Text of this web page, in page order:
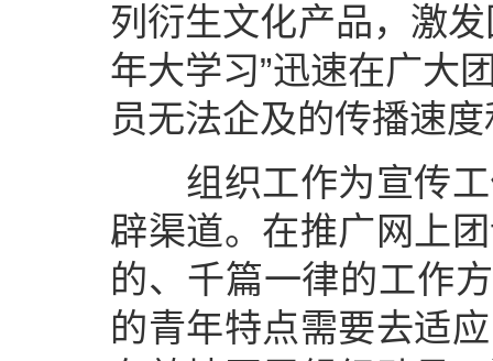
列衍生文化产品，激
年大学习”迅速在广大
员无法企及的传播速
组织工作为宣传工
辟渠道。在推广网上
的、千篇一律的工作
的青年特点需要去适